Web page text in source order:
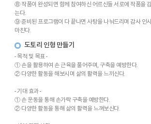
⑧ 작품이 완성되면 함께 참여하신 어르신들 서로에 작품을
는다.
⑨ 준비된 프로그램이 다 끝나면 사탕을 나눠드리며 감사 인
마친다.
도토리 인형 만들기
- 목적 및 목표 -
① 손을 활용하여 손 근육을 풀어주며, 구축을 예방한다.
② 다양한 활동을 해보시며 삶의 활력을 느끼신다.
- 기대 효과 -
① 손 운동을 통해 손가락 구축을 예방한다.
② 다양한 활동을 통해 삶의 활력을 느껴보신다.